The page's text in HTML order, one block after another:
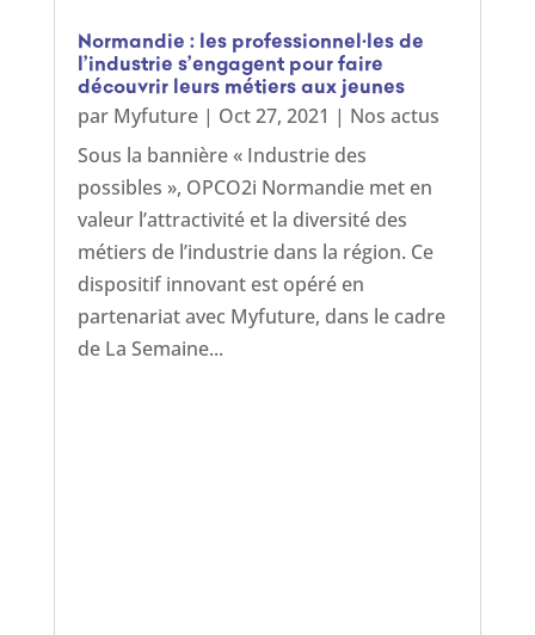
Normandie : les professionnel·les de
l’industrie s’engagent pour faire
découvrir leurs métiers aux jeunes
par Myfuture| Oct 27, 2021 | Nos actus
Sous la bannière « Industrie des
possibles », OPCO2i Normandie met en
valeur l’attractivité et la diversité des
métiers de l’industrie dans la région. Ce
dispositif innovant est opéré en
partenariat avec Myfuture, dans le cadre
de La Semaine...